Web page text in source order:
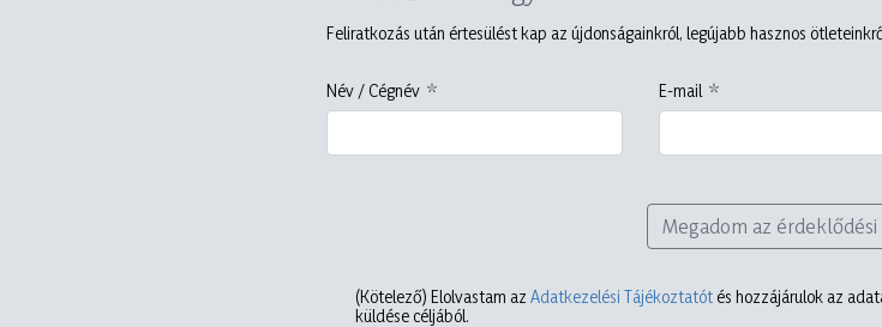
Feliratkozás után értesülést kap az újdonságainkról, legújabb hasznos
Név / Cégnév E-mail
Megadom az
(Kötelező) Elolvastam az Adatkezelési Tájékoztatót és hozzájárulok az
küldése céljából.